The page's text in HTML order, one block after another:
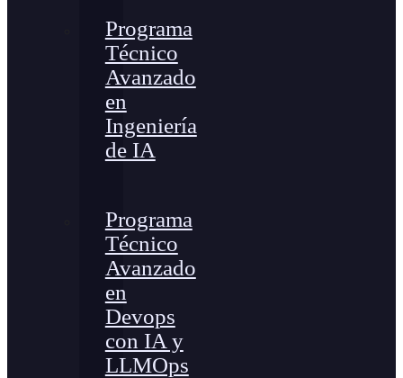
Programa
Técnico
Avanzado
en
Ingeniería
de IA
Programa
Técnico
Avanzado
en
Devops
con IA y
LLMOps